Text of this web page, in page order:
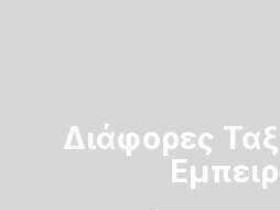
Διάφορες